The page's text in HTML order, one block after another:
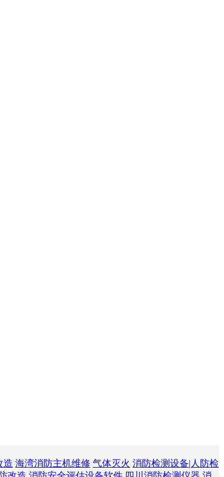
造 海湾消防主机维修 气体灭火 消防检测设备|人防检